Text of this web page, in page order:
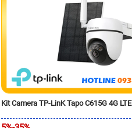
Kit Camera TP-LinK Tapo C615G 4G LTE